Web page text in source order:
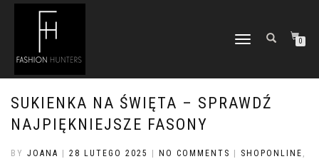
TOGGLE
0
SUKIENKA NA ŚWIĘTA – SPRAWDŹ
NAJPIĘKNIEJSZE FASONY
BY JOANA 28 LUTEGO 2025 NO COMMENTS SHOPONLINE ,